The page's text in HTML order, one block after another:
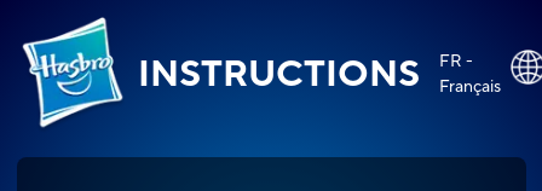
INSTRUCTIONS
FR -
Français